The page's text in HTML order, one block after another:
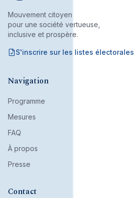
Mouvement citoyen
pour une société vertueuse,
inclusive et prospère.
S'inscrire sur les listes électorales
Navigation
Programme
Mesures
FAQ
À propos
Presse
Contact